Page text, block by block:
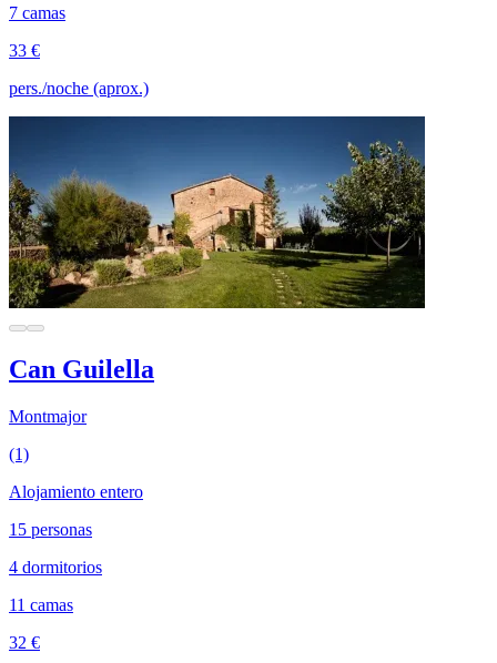
7 camas
33 €
pers./noche (aprox.)
Can Guilella
Montmajor
(1)
Alojamiento entero
15 personas
4 dormitorios
11 camas
32 €